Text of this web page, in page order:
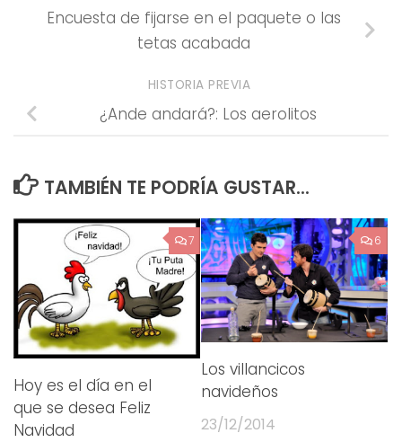
Encuesta de fijarse en el paquete o las
tetas acabada
HISTORIA PREVIA
¿Ande andará?: Los aerolitos
TAMBIÉN TE PODRÍA GUSTAR...
7
Hoy es el día en el
que se desea Feliz
Navidad
6
Los villancicos
navideños
23/12/2014